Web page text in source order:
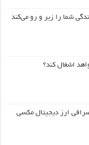
شما را زیر و رو می‌کند
اشغال کند؟
ارز دیجیتال مکسی